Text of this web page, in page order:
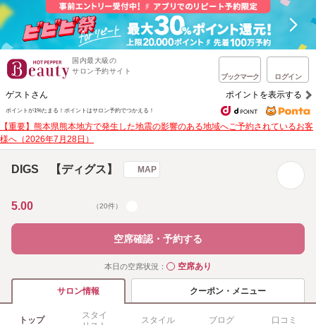
国内最大級の
サロン予約サイト
ブックマーク ログイン
ゲストさん ポイントを表示する
ポイントが1%たまる！ ポイントはサロン予約でつかえる！
【重要】熊本県熊本地方で発生した地震の影響のある地域へご予約されているお客
様へ（2026年7月28日）
DIGS 【ディグス】 MAP
5.00 （20件）
空席確認・予約する
本日の空席状況： ◯空席あり
サロン情報 クーポン・メニュー
トップ
スタイ
スタイル ブログ 口コミ